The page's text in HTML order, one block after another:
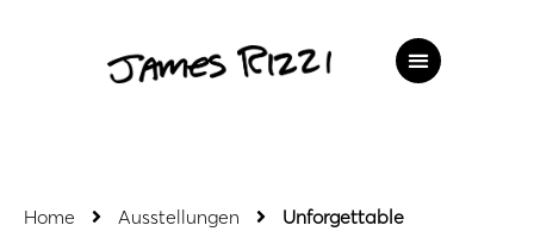
Home Ausstellungen Unforgettable